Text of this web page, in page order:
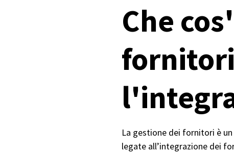
Che
La gestione dei fornitori è
legate all’integrazione dei